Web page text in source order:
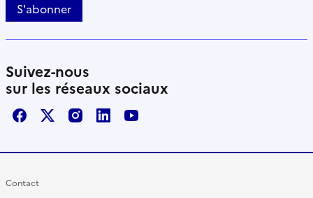
S'abonner
Suivez-nous
sur les réseaux sociaux
FacebookX / TwitterInstagram
LinkedInYoutube
Contact